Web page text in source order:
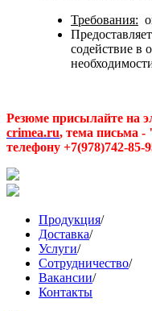
Требования:
содействие в
Резюме присылайте на
crimea.ru, тема письма -
телефону +7(978)742-85-
Продукция/
Доставка/
Услуги/
Сотрудничество/
Вакансии/
Контакты